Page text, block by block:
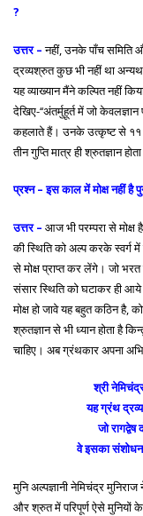
?
उत्तर – नहीं, उनके पाँच समिति
द्रव्यश्रुत कुछ भी नहीं था
यह व्याख्यान मैंने कल्पित नहीं
देखिए-‘‘अंतर्मुहूर्त में जो
कहलाते हैं। उनके उत्कृष्ट से ११
तीन गुप्ति मात्र ही श्रुतज्ञान
प्रश्न – इस काल में मोक्ष नहीं है
उत्तर – आज भी परम्परा से मोक्ष
की स्थिति को अल्प करके
से मोक्ष प्राप्त कर लेंगे। जो भरत
संसार स्थिति को घटाकर ही
मोक्ष हो जावे यह बहुत कठिन है,
श्रुतज्ञान से भी ध्यान होता है
चाहिए। अब ग्रंथकार अपना
श्री
यह ग्रंथ
जो रागद्वेष
वे इसका
मुनि अल्पज्ञानी नेमिचंद्र
और श्रुत में परिपूर्ण ऐसे मुनियों